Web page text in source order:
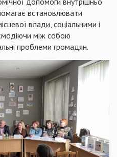
встановлювати
влади, соціальними і
між собою
проблеми громадян.